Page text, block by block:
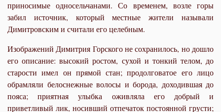
приносимые односельчанами. Со временем, возле горы
забил источник, который местные жители называли
Димитровским и считали его целебным.
Изображений Димитрия Горского не сохранилось, но дошло
его описание: высокий ростом, сухой и тонкий телом, до
старости имел он прямой стан; продолговатое его лицо
обрамляли белоснежные волосы и борода, доходившая до
пояса; приятная улыбка оживляла его добрый и
приветливый лик, носивший отпечаток постоянной грусти;